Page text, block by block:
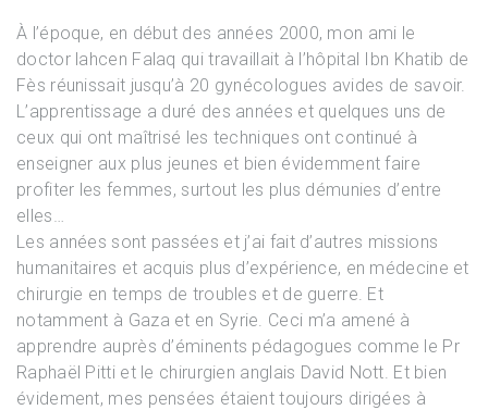
À l’époque, en début des années 2000, mon ami le
doctor lahcen Falaq qui travaillait à l’hôpital Ibn Khatib de
Fès réunissait jusqu’à 20 gynécologues avides de savoir.
L’apprentissage a duré des années et quelques uns de
ceux qui ont maîtrisé les techniques ont continué à
enseigner aux plus jeunes et bien évidemment faire
profiter les femmes, surtout les plus démunies d’entre
elles…
Les années sont passées et j’ai fait d’autres missions
humanitaires et acquis plus d’expérience, en médecine et
chirurgie en temps de troubles et de guerre. Et
notamment à Gaza et en Syrie. Ceci m’a amené à
apprendre auprès d’éminents pédagogues comme le Pr
Raphaël Pitti et le chirurgien anglais David Nott. Et bien
évidement, mes pensées étaient toujours dirigées à